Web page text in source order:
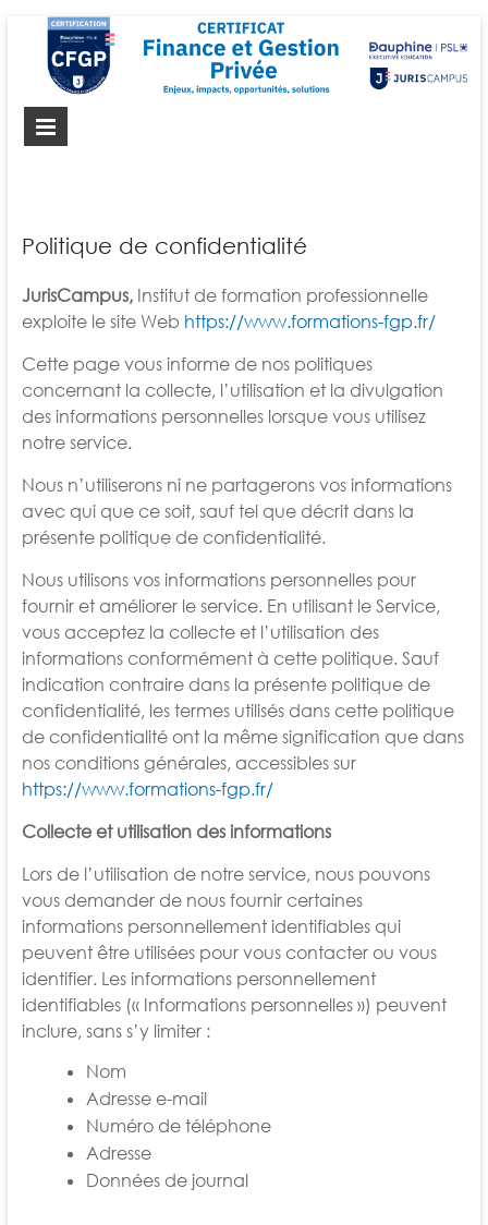
Politique de confidentialité
JurisCampus,Institut de formation professionnelle
exploite le site Web https://www.formations-fgp.fr/
Cette page vous informe de nos politiques
concernant la collecte, l’utilisation et la divulgation
des informations personnelles lorsque vous utilisez
notre service.
Nous n’utiliserons ni ne partagerons vos informations
avec qui que ce soit, sauf tel que décrit dans la
présente politique de confidentialité.
Nous utilisons vos informations personnelles pour
fournir et améliorer le service. En utilisant le Service,
vous acceptez la collecte et l’utilisation des
informations conformément à cette politique. Sauf
indication contraire dans la présente politique de
confidentialité, les termes utilisés dans cette politique
de confidentialité ont la même signification que dans
nos conditions générales, accessibles sur
https://www.formations-fgp.fr/
Collecte et utilisation des informations
Lors de l’utilisation de notre service, nous pouvons
vous demander de nous fournir certaines
informations personnellement identifiables qui
peuvent être utilisées pour vous contacter ou vous
identifier. Les informations personnellement
identifiables (« Informations personnelles ») peuvent
inclure, sans s’y limiter :
Nom
Adresse e-mail
Numéro de téléphone
Adresse
Données de journal